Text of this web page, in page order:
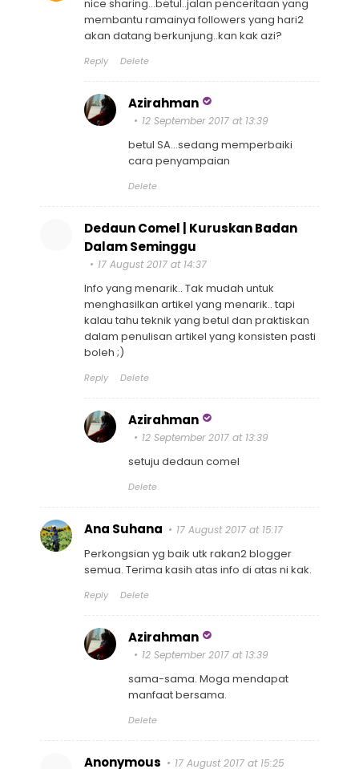
nice sharing...betul..jalan penceritaan yang
membantu ramainya followers yang hari2
akan datang berkunjung..kan kak azi?
Reply Delete
Azirahman
12 September 2017 at 13:39
betul SA...sedang memperbaiki
cara penyampaian
Delete
Dedaun Comel | Kuruskan Badan
Dalam Seminggu
17 August 2017 at 14:37
Info yang menarik.. Tak mudah untuk
menghasilkan artikel yang menarik.. tapi
kalau tahu teknik yang betul dan praktiskan
dalam penulisan artikel yang konsisten pasti
boleh ;)
Reply Delete
Azirahman
12 September 2017 at 13:39
setuju dedaun comel
Delete
Ana Suhana 17 August 2017 at 15:17
Perkongsian yg baik utk rakan2 blogger
semua. Terima kasih atas info di atas ni kak.
Reply Delete
Azirahman
12 September 2017 at 13:39
sama-sama. Moga mendapat
manfaat bersama.
Delete
Anonymous 17 August 2017 at 15:25